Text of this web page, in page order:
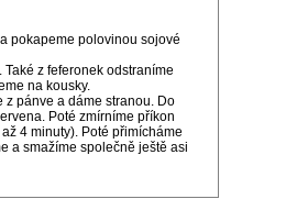
pokapeme polovinou sojové
z feferonek odstraníme
na kousky.
z pánve a dáme stranou. Do
Poté zmírníme příkon
4 minuty). Poté přimícháme
a smažíme společně ještě asi